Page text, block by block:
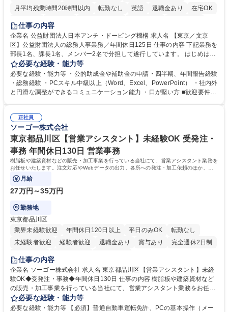
月平均残業時間20時間以内
転勤なし 英語 退職金あり
在宅OK
賞与あり
育休あり
食事補助あり
仕事の内容
企業名 公益財団法人日本アンチ・ドーピング機構 求人名 【東京／文京
区】公益財団法人の総務人事業務／年間休日125日 仕事の内容 下記業務を
部長1名、課長1名、メンバー2名で分担して遂行しています。 はじめは担
当者として業務を覚えていただき、ゆくゆくはリーダーやマネージャーポ
ジションとして活躍いただくことを期待しています。 【総務・人事グルー
プの業務内容】 ・人事制度関連 ・採用活動 ・教育研修の企画、実行 ・勤
怠管理 ・官公庁への各種提出 ・法定の会議運営（評議員会、理事会） ・
管理 ・福利厚生関連 ・職員からの問合せ、相談対応 ・その他日常の総務
業務全般 募集職種 【東京／文京区】公益財団法人の総務人事業務／年間
休日125日
必要な経験・能力等
必要な経験・能力等 ・公的助成金や補助金の申請・四半期、年間報告経験
・総務経験 ・PCスキル中級以上（Word、Excel、PowerPoint） ・社内外
と円滑な調整ができるコミュニケーション能力 ・口が堅い方 ■歓迎要件
正社員
ソーゴー株式会社
東京都品川区【営業アシスタント】未経験OK 受発注・
事務 年間休日130日 営業事務
樹脂板や建築資材などの販売・加工事業を行っている当社にて、営業アシスタント業務を
お任せいたします。注文対応やWebデータの出力、各所への発注・加工依頼のほか、電
話・メール対応等の事務業務を担当します。
月給
27万円～35万円
勤務地
東京都品川区
業界未経験歓迎
年間休日120日以上 平日のみOK
転勤なし
未経験者歓迎
経験者歓迎 退職金あり 賞与あり
完全週休2日制
交通費支給
仕事の内容
企業名 ソーゴー株式会社 求人名 東京都品川区【営業アシスタント】未経
験OK◆受発注・事務◆年間休日130日 仕事の内容 樹脂板や建築資材など
の販売・加工事業を行っている当社にて、営業アシスタント業務をお任せ
いたします。注文対応やWebデータの出力、各所への発注・加工依頼のほ
か、電話・メール対応等の事務業務を担当します。 ■受注・発注業務：FA
必要な経験・能力等
必要な経験・能力等 【必須】普通自動車運転免許、PCの基本操作（メー